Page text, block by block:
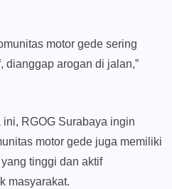
motor gede sering
dianggap arogan di jalan,”
RGOG Surabaya ingin
motor gede juga memiliki
tinggi dan aktif
masyarakat.